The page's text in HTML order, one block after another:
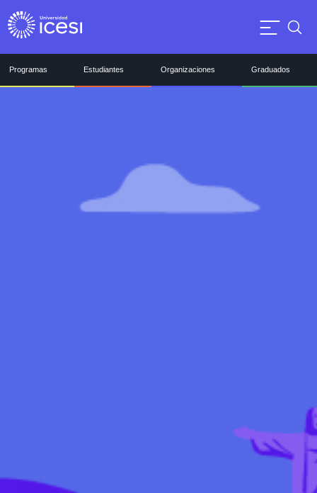
Programas Estudiantes Organizaciones Graduados